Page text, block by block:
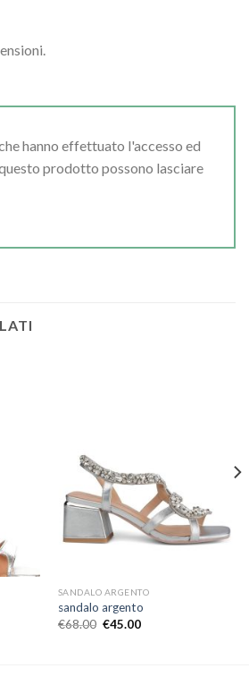
hanno effettuato l'accesso ed
prodotto possono lasciare
SANDALO ARGENTO
sandalo argento
€68.00 €45.00